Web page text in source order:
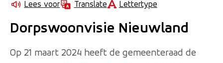
Lees voor Translate Lettertype
Dorpswoonvisie Nieuwland
Op 21 maart 2024 heeft de gemeenteraad de